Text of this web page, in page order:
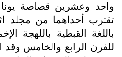
واحد وعشرين قصاصة
تقترب أحداهما من
باللغة القبطية باللهجة
للقرن الرابع والخامس وقد